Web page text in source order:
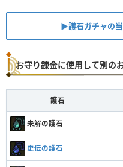
▶︎護石ガチャの
お守り錬金に使用して別の
護石
未解の護石
史伝の護石